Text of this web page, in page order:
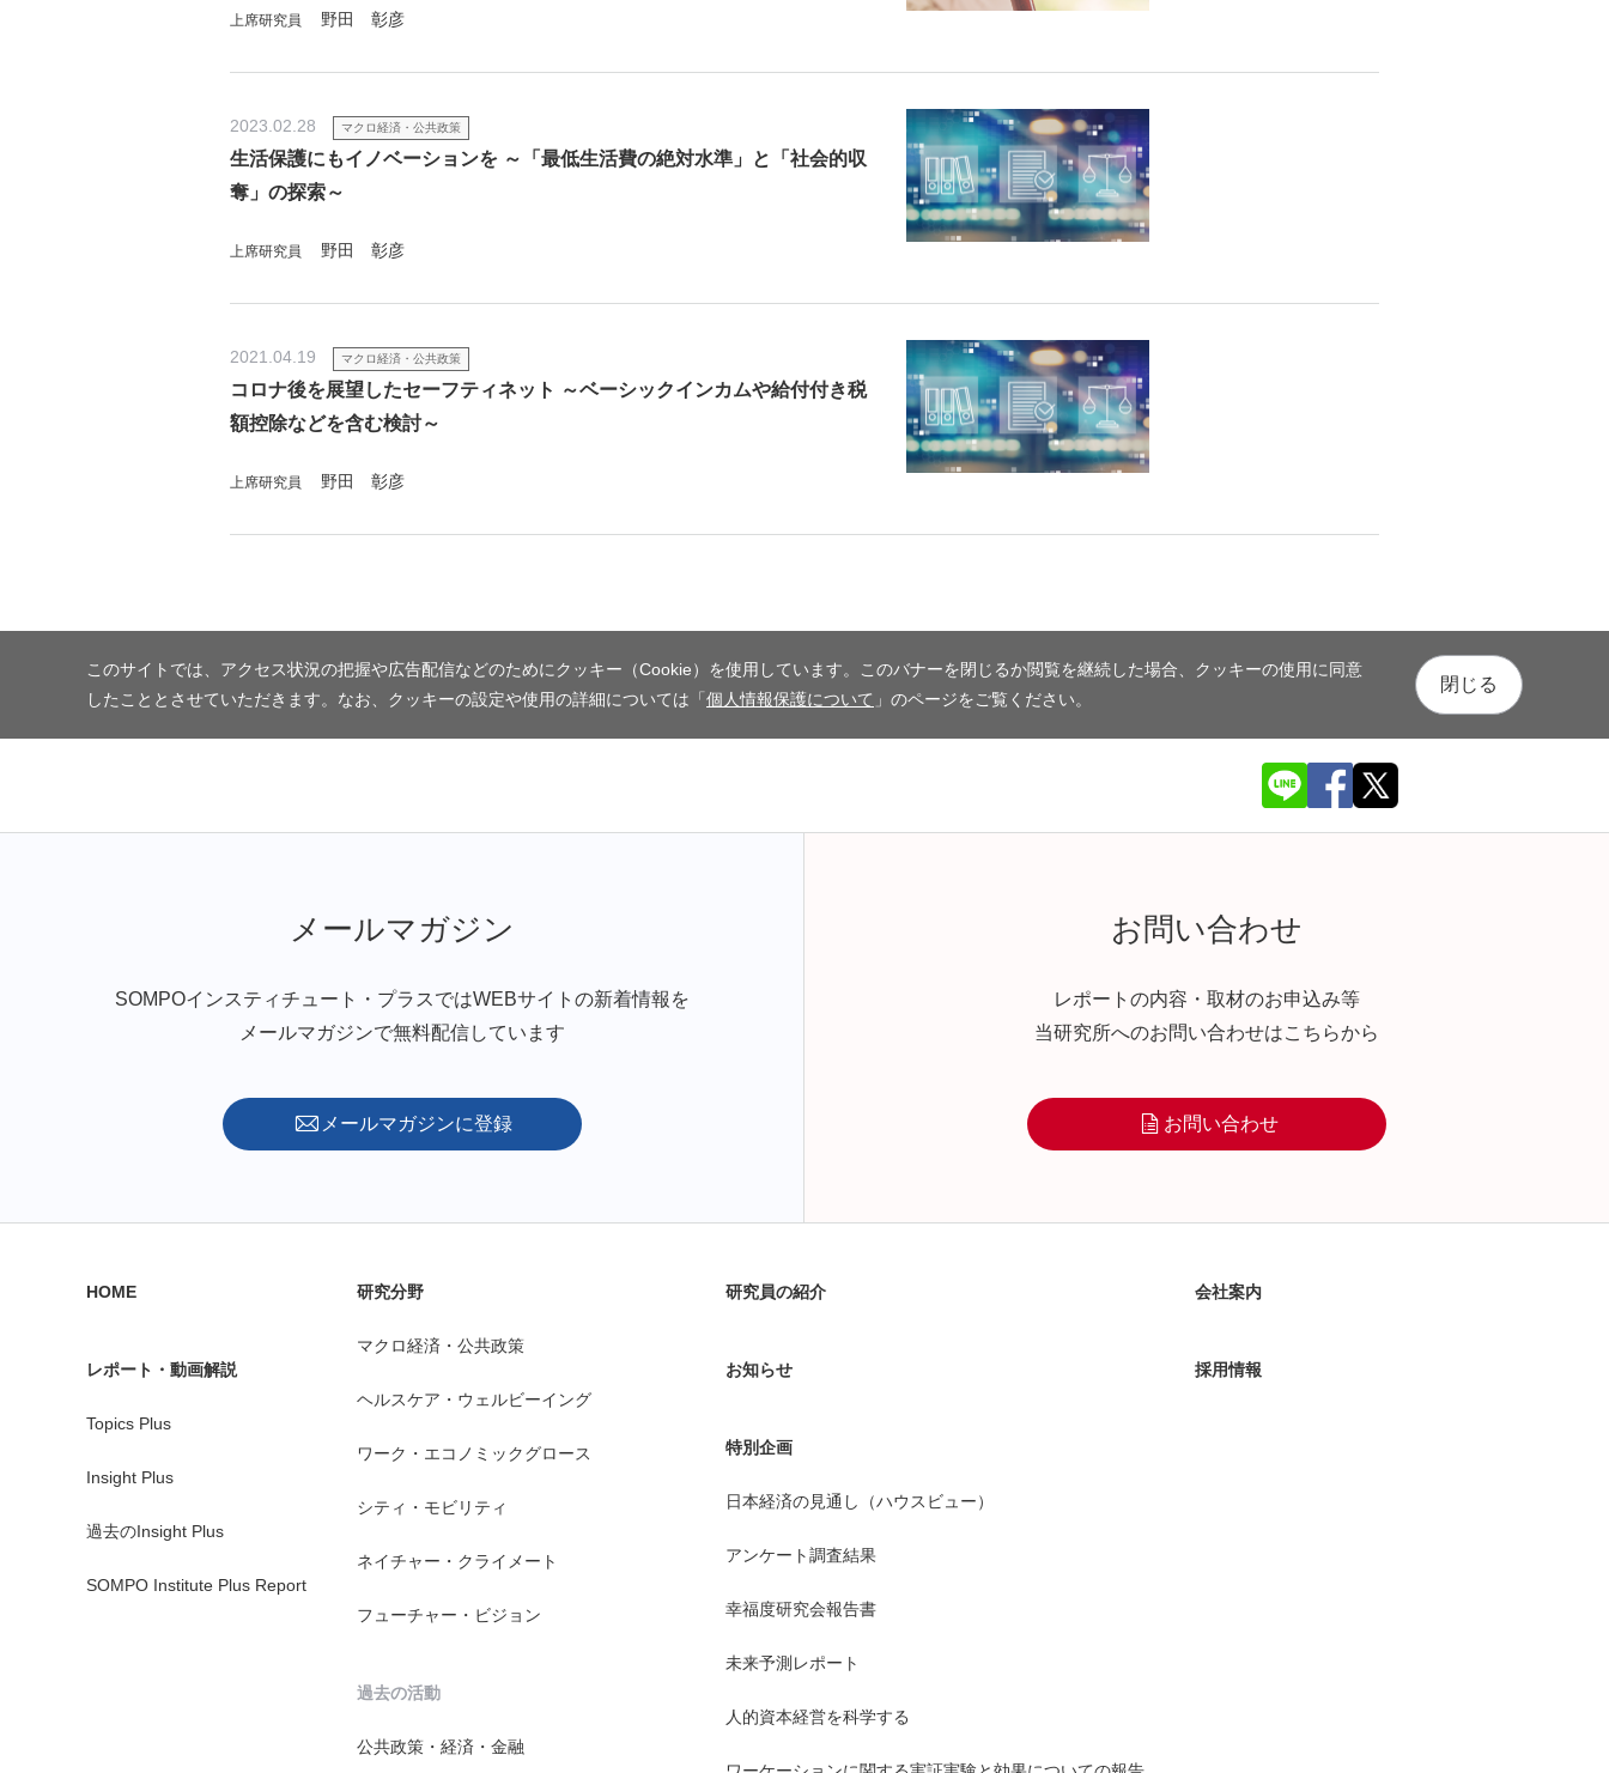
上席研究員 野田 彰彦
2023.02.28 マクロ経済・公共政策
生活保護にもイノベーションを ～「最低生活費の絶対水準」と「社会的収
奪」の探索～
上席研究員 野田 彰彦
2021.04.19 マクロ経済・公共政策
コロナ後を展望したセーフティネット ～ベーシックインカムや給付付き税
額控除などを含む検討～
上席研究員 野田 彰彦
このサイトでは、アクセス状況の把握や広告配信などのためにクッキー（Cookie）を使用しています。このバナーを閉じるか閲覧を継続した場合、クッキーの使用に同意
したこととさせていただきます。なお、クッキーの設定や使用の詳細については「個人情報保護について 」のページをご覧ください。
閉じる
メールマガジン
SOMPOインスティチュート・プラスではWEBサイトの新着情報を
メールマガジンで無料配信しています
メールマガジンに登録
お問い合わせ
レポートの内容・取材のお申込み等
当研究所へのお問い合わせはこちらから
お問い合わせ
HOME
レポート・動画解説
Topics Plus
Insight Plus
過去のInsight Plus
SOMPO Institute Plus Report
研究分野
マクロ経済・公共政策
ヘルスケア・ウェルビーイング
ワーク・エコノミックグロース
シティ・モビリティ
ネイチャー・クライメート
フューチャー・ビジョン
過去の活動
公共政策・経済・金融
研究員の紹介
お知らせ
特別企画
日本経済の見通し（ハウスビュー）
アンケート調査結果
幸福度研究会報告書
未来予測レポート
人的資本経営を科学する
会社案内
採用情報